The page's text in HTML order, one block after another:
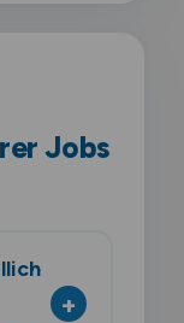
Jobs